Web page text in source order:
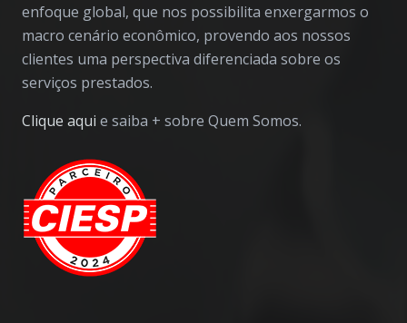
enfoque global, que nos possibilita enxergarmos o
macro cenário econômico, provendo aos nossos
clientes uma perspectiva diferenciada sobre os
serviços prestados.
Clique aqui e saiba + sobre Quem Somos.